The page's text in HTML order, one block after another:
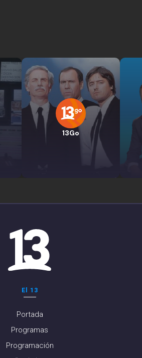
13Go
El 13
Portada
Programas
Programación